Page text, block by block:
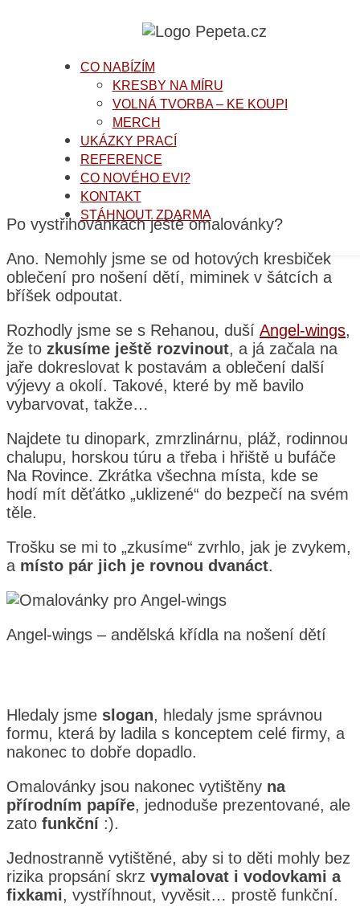
CO NABÍZÍM
KRESBY NA MÍRU
VOLNÁ TVORBA – KE KOUPI
MERCH
UKÁZKY PRACÍ
REFERENCE
CO NOVÉHO EVI?
KONTAKT
STÁHNOUT ZDARMA
Po vystřihovánkách ještě omalovánky?
Ano. Nemohly jsme se od hotových kresbiček
oblečení pro nošení dětí, miminek v šátcích a
bříšek odpoutat.
Rozhodly jsme se s Rehanou, duší Angel-wings,
že to zkusíme ještě rozvinout, a já začala na
jaře dokreslovat k postavám a oblečení další
výjevy a okolí. Takové, které by mě bavilo
vybarvovat, takže…
Najdete tu dinopark, zmrzlinárnu, pláž, rodinnou
chalupu, horskou túru a třeba i hřiště u bufáče
Na Rovince. Zkrátka všechna místa, kde se
hodí mít děťátko „uklizené“ do bezpečí na svém
těle.
Trošku se mi to „zkusíme“ zvrhlo, jak je zvykem,
a místo pár jich je rovnou dvanáct.
Angel-wings – andělská křídla na nošení dětí
Hledaly jsme slogan, hledaly jsme správnou
formu, která by ladila s konceptem celé firmy, a
nakonec to dobře dopadlo.
Omalovánky jsou nakonec vytištěny na
přírodním papíře, jednoduše prezentované, ale
zato funkční :).
Jednostranně vytištěné, aby si to děti mohly bez
rizika propsání skrz vymalovat i vodovkami a
fixkami, vystříhnout, vyvěsit… prostě funkční.